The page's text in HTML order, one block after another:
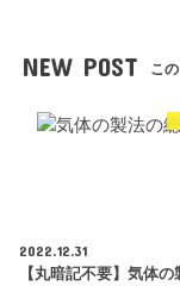
NEW POST こ
2022.12.31
【丸暗記不要】気体